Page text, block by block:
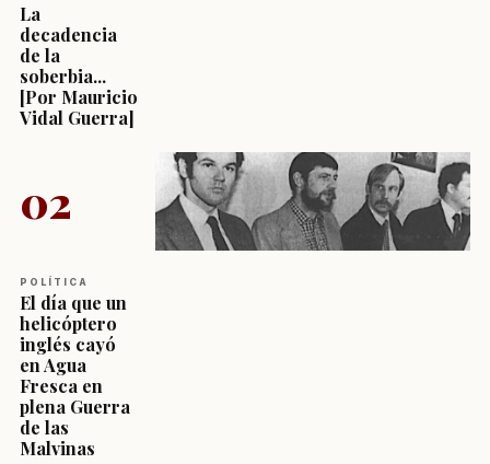
La
decadencia
de la
soberbia...
[Por Mauricio
Vidal Guerra]
02
POLÍTICA
El día que un
helicóptero
inglés cayó
en Agua
Fresca en
plena Guerra
de las
Malvinas